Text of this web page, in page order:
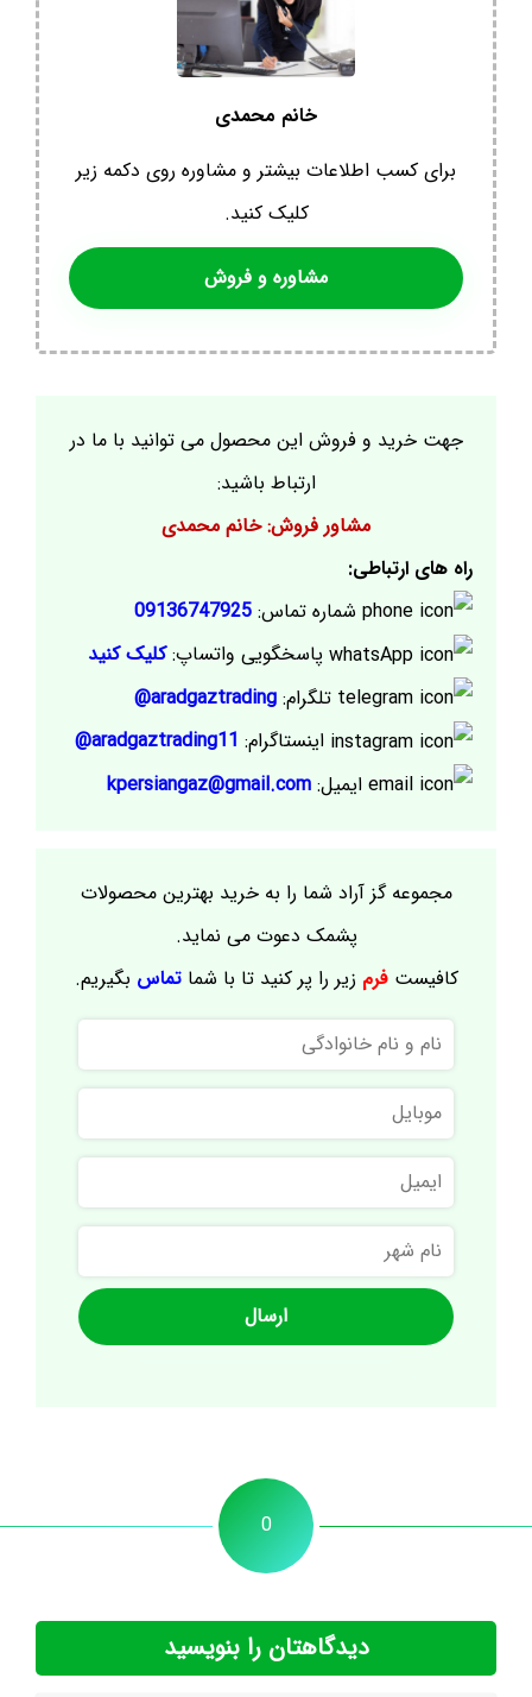
خانم محمدی
برای کسب اطلاعات بیشتر و مشاوره روی دکمه زیر
کلیک کنید.
مشاوره و فروش
جهت خرید و فروش این محصول می توانید با ما در
ارتباط باشید:
مشاور فروش: خانم محمدی
راه های ارتباطی:
شماره تماس: 09136747925
پاسخگویی واتساپ:کلیک کنید
تلگرام: aradgaztrading@
اینستاگرام: aradgaztrading11@
ایمیل: kpersiangaz@gmail.com
مجموعه گز آراد شما را به خرید بهترین محصولات
پشمک دعوت می نماید.
کافیستفرم زیر را پر کنید تا با شماتماس بگیریم.
نام
و
نام
خانوادگی
موبایل
ایمیل
نام
شهر
0
دیدگاهتان را بنویسید